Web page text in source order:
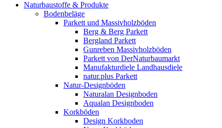
Naturbaustoffe & Produkte
Bodenbeläge
Parkett und Massivholzböden
Berg & Berg Parkett
Bergland Parkett
Gunreben Massivholzböden
Parkett von DerNaturbaumarkt
Manufakturdiele Landhausdiele
natur.plus Parkett
Natur-Designböden
Naturalan Designboden
Aqualan Designboden
Korkböden
Design Korkboden